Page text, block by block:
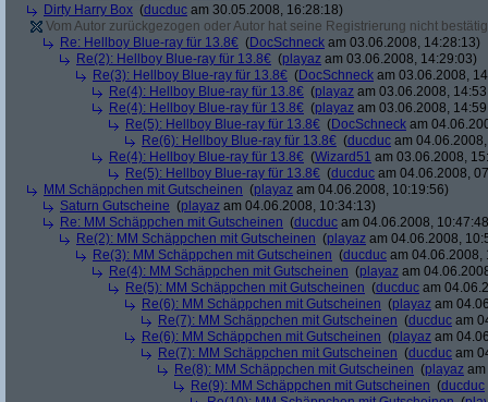
Dirty Harry Box (ducduc am 30.05.2008, 16:28:18)
Vom Autor zurückgezogen oder Autor hat seine Registrierung nicht
Re: Hellboy Blue-ray für 13.8€ (DocSchneck am 03.06.2008, 14:28:13)
Re(2): Hellboy Blue-ray für 13.8€ (playaz am 03.06.2008, 14:29:03)
Re(3): Hellboy Blue-ray für 13.8€ (DocSchneck am 03.06.2008,
Re(4): Hellboy Blue-ray für 13.8€ (playaz am 03.06.2008,
Re(4): Hellboy Blue-ray für 13.8€ (playaz am 03.06.2008,
Re(5): Hellboy Blue-ray für 13.8€ (DocSchneck am
Re(6): Hellboy Blue-ray für 13.8€ (ducduc am
Re(4): Hellboy Blue-ray für 13.8€ (Wizard51 am 03.06.2008,
Re(5): Hellboy Blue-ray für 13.8€ (ducduc am 04.06.2008,
MM Schäppchen mit Gutscheinen (playaz am 04.06.2008, 10:19:56)
Saturn Gutscheine (playaz am 04.06.2008, 10:34:13)
Re: MM Schäppchen mit Gutscheinen (ducduc am 04.06.2008,
Re(2): MM Schäppchen mit Gutscheinen (playaz am 04.06.2008,
Re(3): MM Schäppchen mit Gutscheinen (ducduc am 04.06.2008,
Re(4): MM Schäppchen mit Gutscheinen (playaz am
Re(5): MM Schäppchen mit Gutscheinen (ducduc am
Re(6): MM Schäppchen mit Gutscheinen (playaz am
Re(7): MM Schäppchen mit Gutscheinen (ducduc am
Re(6): MM Schäppchen mit Gutscheinen (playaz am
Re(7): MM Schäppchen mit Gutscheinen (ducduc am
Re(8): MM Schäppchen mit Gutscheinen (playaz
Re(9): MM Schäppchen mit Gutscheinen (ducduc